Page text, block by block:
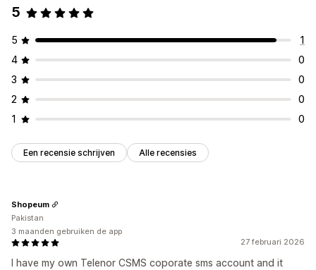
5
5
1
4
0
3
0
2
0
1
0
Een recensie schrijven Alle recensies
27 februari 2026
I have my own Telenor CSMS coporate sms account and it
Shopeum
Pakistan
3 maanden gebruiken de app